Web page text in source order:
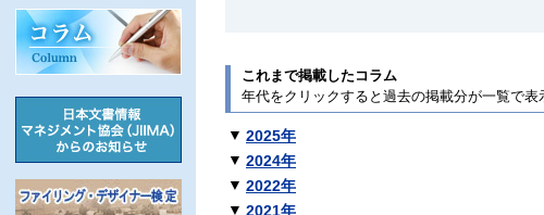
これまで掲載したコラム
年代をクリックすると過去の掲載分が一覧で表
▼ 2025年
▼ 2024年
▼ 2022年
▼ 2021年